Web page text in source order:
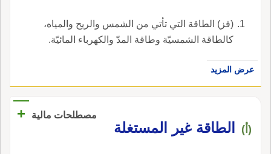
(فز) الطاقة التي تأتي من الشمس والريح والمياه،
كالطاقة الشمسيّة وطاقة المدّ والكهرباء المائيّة.
عرض المزيد
مصطلحات مالية +
(أ) الطاقة غير المستغلة